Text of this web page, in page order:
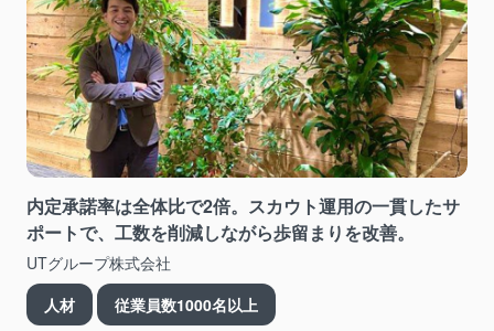
内定承諾率は全体比で2倍。スカウト運用の一貫したサ
ポートで、工数を削減しながら歩留まりを改善。
UTグループ株式会社
人材
従業員数1000名以上